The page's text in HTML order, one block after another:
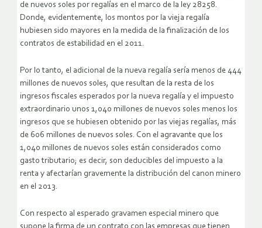
de nuevos soles por regalías en el marco de la ley 28258.
Donde, evidentemente, los montos por la vieja regalía
hubiesen sido mayores en la medida de la finalización de los
contratos de estabilidad en el 2011.
Por lo tanto, el adicional de la nueva regalía sería menos de 444
millones de nuevos soles, que resultan de la resta de los
ingresos fiscales esperados por la nueva regalía y el impuesto
extraordinario unos 1,040 millones de nuevos soles menos los
ingresos que se hubiesen obtenido por las viejas regalías, más
de 606 millones de nuevos soles. Con el agravante que los
1,040 millones de nuevos soles están considerados como
gasto tributario; es decir, son deducibles del impuesto a la
renta y afectarían gravemente la distribución del canon minero
en el 2013.
Con respecto al esperado gravamen especial minero que